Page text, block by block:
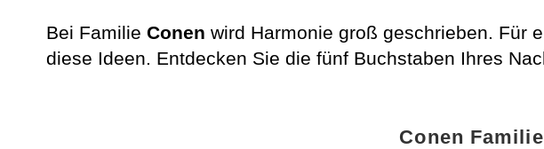
Bei Familie Conen wird Harmonie groß geschrieben. Für
diese Ideen. Entdecken Sie die fünf Buchstaben Ihres
Conen